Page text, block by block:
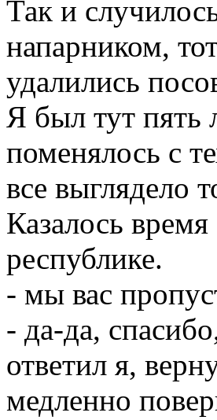
Так и
напарником,
удалились
Я был тут пять
поменялось с
все выглядело
Казалось
республике.
- мы вас
- да-да,
ответил я,
медленно